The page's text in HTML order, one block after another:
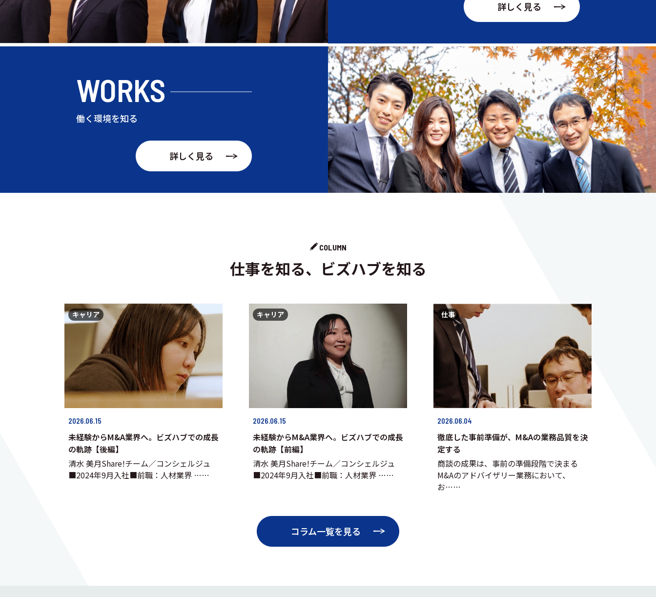
詳しく見る
WORKS
働く環境を知る
詳しく見る
COLUMN
仕事を知る、ビズハブを知る
2026.06.15
未経験からM&A業界へ。ビズハブでの成長
の軌跡【後編】
清水 美月Share!チーム／コンシェルジュ
■2024年9月入社■前職：人材業界 ……
キャリア
2026.06.15
未経験からM&A業界へ。ビズハブでの成長
の軌跡【前編】
清水 美月Share!チーム／コンシェルジュ
■2024年9月入社■前職：人材業界 ……
キャリア
2026.06.04
徹底した事前準備が、M&Aの業務品質を決
定する
商談の成果は、事前の準備段階で決まる
M&Aのアドバイザリー業務において、
お……
仕事
コラム一覧を見る